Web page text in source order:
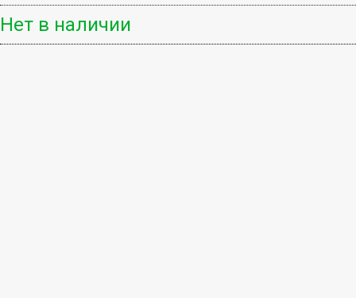
Нет в наличии